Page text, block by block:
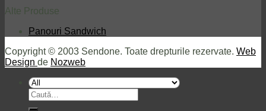
Alte Produse
Panouri Sandwich
Copyright © 2003 Sendone. Toate drepturile rezervate. Web
Design de Nozweb
Caută
după: